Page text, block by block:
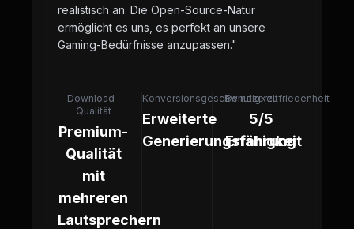
realistisch an. Die Open-Source-Natur
ermöglicht es uns, es perfekt an unsere
Gaming-Bedürfnisse anzupassen."
Download-
Qualität
Premium-
Qualität
mit
mehreren
Lautsprechern
Konversionsgeschwindigkeit
Erweiterte
Generierungsfähigkeit
Benutzerzufriedenheit
5/5
Erfahrung